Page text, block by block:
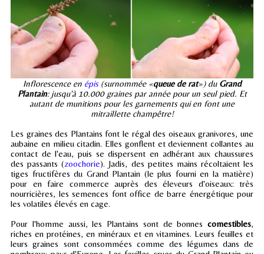
Inflorescence en épis(surnommée «queue de rat») du Grand
Plantain: jusqu'à 10.000 graines par année pour un seul pied. Et
autant de munitions pour les garnements qui en font une
mitraillette champêtre!
Les graines des Plantains font le régal des oiseaux granivores, une
aubaine en milieu citadin. Elles gonflent et deviennent collantes au
contact de l'eau, puis se dispersent en adhérant aux chaussures
des passants (zoochorie). Jadis, des petites mains récoltaient les
tiges fructifères du Grand Plantain (le plus fourni en la matière)
pour en faire commerce auprès des éleveurs d'oiseaux: très
nourricières, les semences font office de barre énergétique pour
les volatiles élevés en cage.
Pour l'homme aussi, les Plantains sont de bonnes comestibles,
riches en protéines, en minéraux et en vitamines. Leurs feuilles et
leurs graines sont consommées comme des légumes dans de